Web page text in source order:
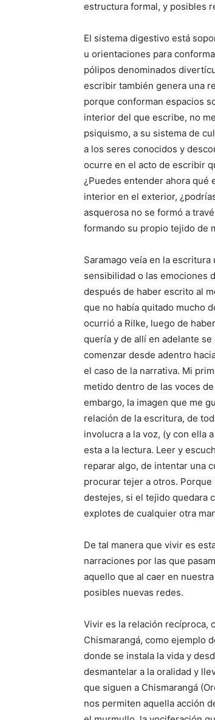
estructura formal, y posibles
El sistema digestivo está
u orientaciones para
pólipos denominados
escribir también genera una
porque conforman espacios
interior del que escribe, no
psiquismo, a su sistema de
a los seres conocidos y
ocurre en el acto de escribir
¿Puedes entender ahora qué
interior en el exterior,
asquerosa no se formó a
formando su propio tejido de
Saramago veía en la
sensibilidad o las emociones
después de haber escrito al
que no había quitado mucho
ocurrió a Rilke, luego de
quería y de allí en adelante
comenzar desde adentro
el caso de la narrativa. Mi
metido dentro de las voces
embargo, la imagen que me
relación de la escritura, de
involucra a la voz, (y con ella
esta a la lectura. Leer y
reparar algo, de intentar una
procurar tejer a otros. Porque
destejes, si el tejido quedara
explotes de cualquier otra
De tal manera que vivir es
narraciones por las que
aquello que al caer en
posibles nuevas redes.
Vivir es la relación recíproca,
Chismarangá, como ejemplo
donde se instala la vida y
desmantelar a la oralidad y
que siguen a Chismarangá
nos permiten aquella acción